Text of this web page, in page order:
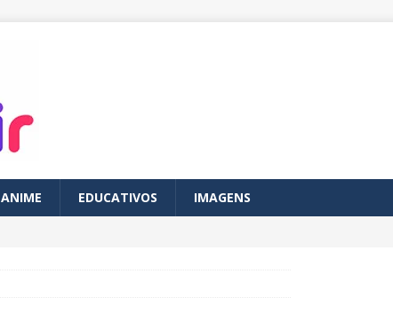
ANIME EDUCATIVOS IMAGENS